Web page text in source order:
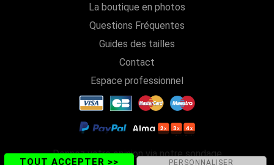
La boutique en photos
Questions Fréquentes
Guides des tailles
Contact
Espace professionnel
Donnez votre opinion via notre sondage
TOUT ACCEPTER >> PERSONNALISER